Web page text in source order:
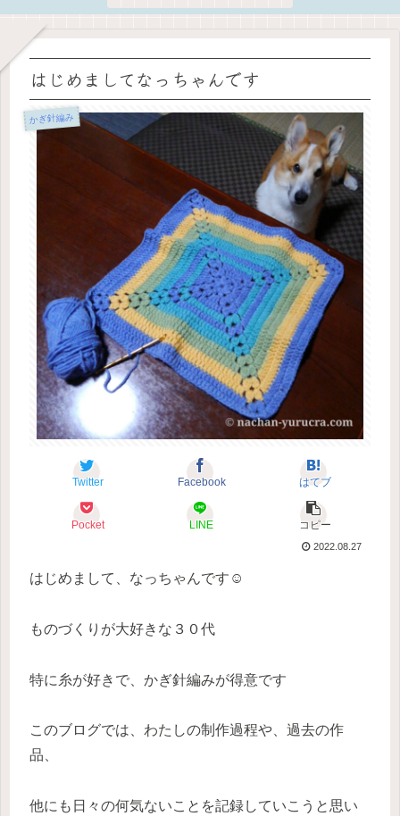
はじめましてなっちゃんです
かぎ針編み
Twitter Facebook はてブ
Pocket LINE コピー
2022.08.27
はじめまして、なっちゃんです☺
ものづくりが大好きな３０代
特に糸が好きで、かぎ針編みが得意です
このブログでは、わたしの制作過程や、過去の作
品、
他にも日々の何気ないことを記録していこうと思い